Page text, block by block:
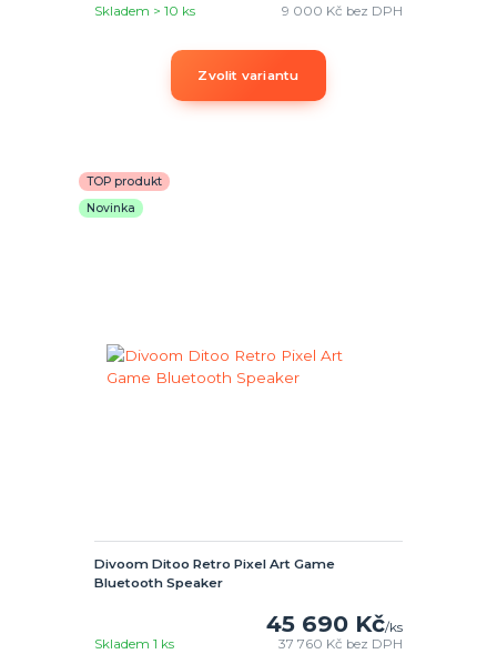
9 000 Kč bez DPH
Skladem > 10 ks
Zvolit variantu
TOP produkt
Novinka
Divoom Ditoo Retro Pixel Art Game
Bluetooth Speaker
45 690 Kč/ks
37 760 Kč bez DPH
Skladem 1 ks